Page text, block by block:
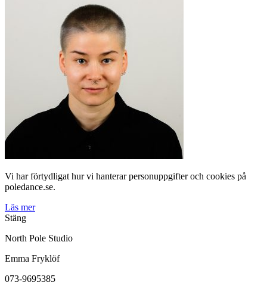
Vi har förtydligat hur vi hanterar personuppgifter och cookies på
poledance.se.
Läs mer
Stäng
North Pole Studio
Emma Fryklöf
073-9695385